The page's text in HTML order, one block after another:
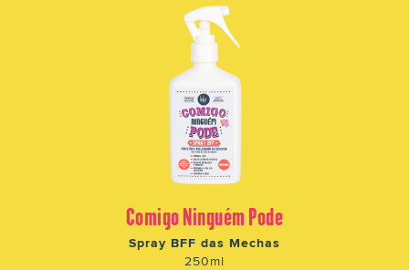
Comigo Ninguém Pode
Spray BFF das Mechas
250ml